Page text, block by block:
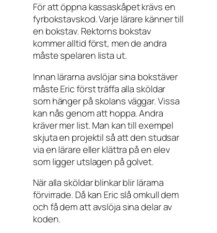
För att öppna kassaskåpet krävs en
fyrbokstavskod. Varje lärare känner till
en bokstav. Rektorns bokstav
kommer alltid först, men de andra
måste spelaren lista ut.
Innan lärarna avslöjar sina bokstäver
måste Eric först träffa alla sköldar
som hänger på skolans väggar. Vissa
kan nås genom att hoppa. Andra
kräver mer list. Man kan till exempel
skjuta en projektil så att den studsar
via en lärare eller klättra på en elev
som ligger utslagen på golvet.
När alla sköldar blinkar blir lärarna
förvirrade. Då kan Eric slå omkull dem
och få dem att avslöja sina delar av
koden.